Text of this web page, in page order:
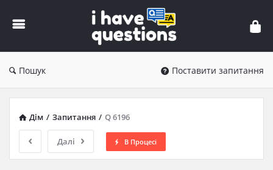
iHaveQuestions
Пошук Поставити запитання
Дім / Запитання / Q 6196
Далі В Процесі